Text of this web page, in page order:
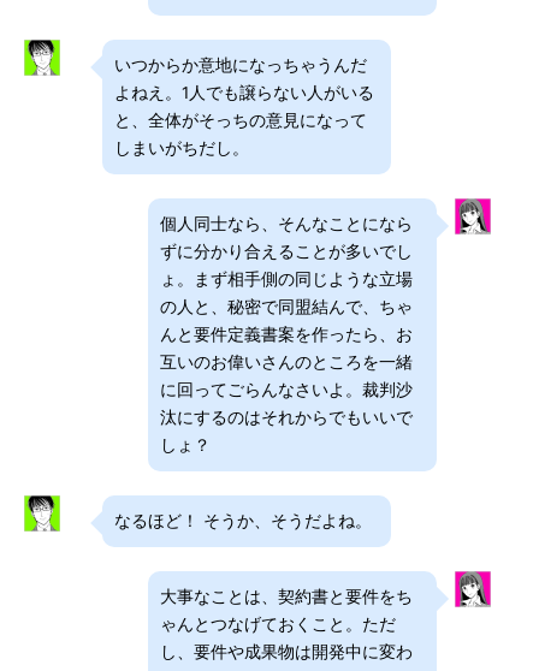
いつからか意地になっちゃうんだ
よねえ。1人でも譲らない人がいる
と、全体がそっちの意見になって
しまいがちだし。
個人同士なら、そんなことになら
ずに分かり合えることが多いでし
ょ。まず相手側の同じような立場
の人と、秘密で同盟結んで、ちゃ
んと要件定義書案を作ったら、お
互いのお偉いさんのところを一緒
に回ってごらんなさいよ。裁判沙
汰にするのはそれからでもいいで
しょ？
なるほど！ そうか、そうだよね。
大事なことは、契約書と要件をち
ゃんとつなげておくこと。ただ
し、要件や成果物は開発中に変わ